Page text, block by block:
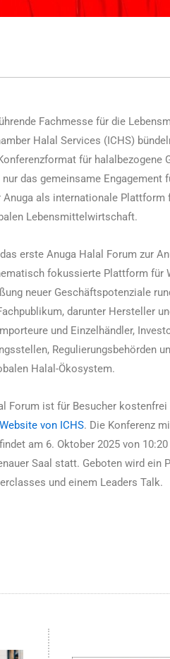
Fachmesse für die
Halal Services (ICHS)
für halalbezogene
das gemeinsame Engagement
als internationale Plattform
Lebensmittelwirtschaft.
erste Anuga Halal Forum zur
fokussierte Plattform für
neuer Geschäftspotenziale
darunter Hersteller
und Einzelhändler,
Regulierungsbehörden
Halal-Ökosystem.
Forum ist für Besucher
Website von ICHS. Die Konferenz
am 6. Oktober 2025 von
Saal statt. Geboten wird ein
und einem Leaders Talk.